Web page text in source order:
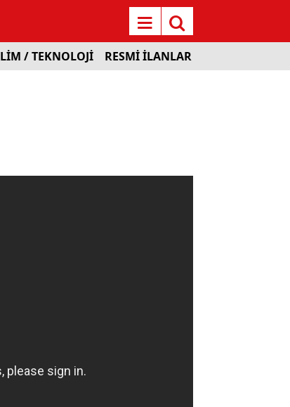
/ TEKNOLOJİ RESMİ İLANLAR